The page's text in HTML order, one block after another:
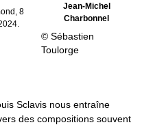
8
Jean-Michel
Charbonnel
© Sébastien
Toulorge
Sclavis nous entraîne
des compositions souvent